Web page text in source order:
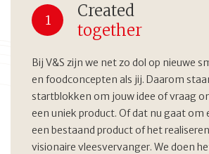
1
Created
together
Bij V&S zijn we net zo dol op nieuwe
en foodconcepten als jij. Daarom
startblokken om jouw idee of vraag
een uniek product. Of dat nu gaat om
een bestaand product of het
visionaire vleesvervanger. We doen